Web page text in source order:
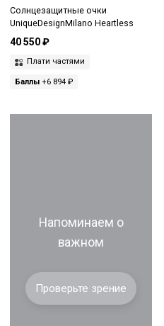
Солнцезащитные очки
UniqueDesignMilano Heartless
40 550 ₽
Плати частями
Баллы +6 894 ₽
Напоминаем о
важном
Проверьте зрение